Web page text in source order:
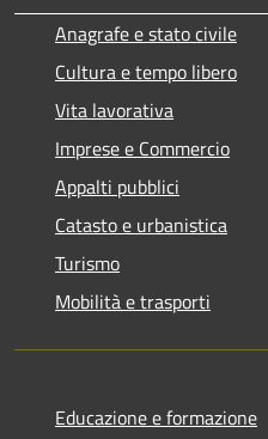
Anagrafe e stato civile
Cultura e tempo libero
Vita lavorativa
Imprese e Commercio
Appalti pubblici
Catasto e urbanistica
Turismo
Mobilità e trasporti
Educazione e formazione